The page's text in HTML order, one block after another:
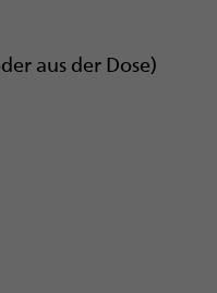
aus der Dose)